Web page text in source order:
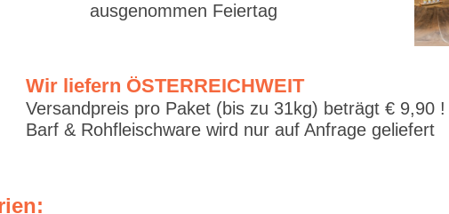
ausgenommen Feiertag
Wir liefern ÖSTERREICHWEIT
Versandpreis pro Paket (bis zu 31kg) beträgt € 9,90 !
Barf & Rohfleischware wird nur auf Anfrage geliefert